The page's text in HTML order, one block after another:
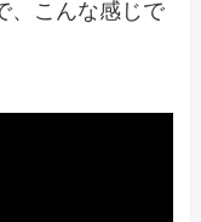
、こんな感じで